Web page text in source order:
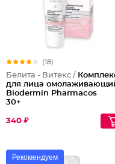
(18)
Белита - Витекс /
для лица
Biodermin Pharmacos
30+
340 ₽
Рекомендуем